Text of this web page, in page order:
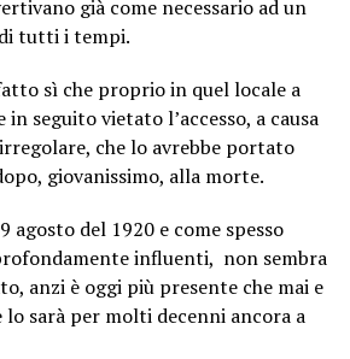
già come necessario ad un
tutti i tempi.
sì che proprio in quel locale a
in seguito vietato l’accesso, a causa
che lo avrebbe portato
giovanissimo, alla morte.
agosto del 1920 e come spesso
influenti, non sembra
anzi è oggi più presente che mai e
lo sarà per molti decenni ancora a